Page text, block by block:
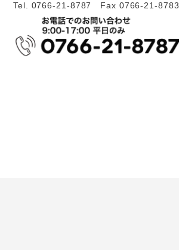
Tel. 0766-21-8787 Fax 0766-21-8783